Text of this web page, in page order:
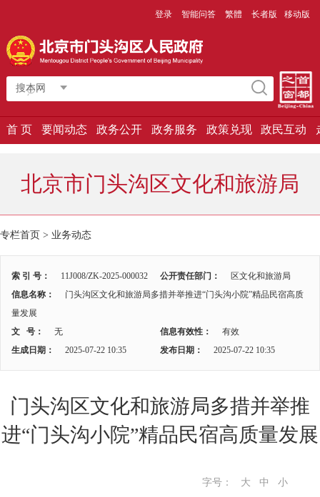
登录 智能问答 繁體 长者版 移动版
搜本网
首 页 要闻动态 政务公开 政务服务 政策兑现 政民互动
北京市门头沟区文化和旅游局
专栏首页 > 业务动态
索 引 号： 11J008/ZK-2025-000032 公开责任部门：
区文化和旅游局
信息名称：
门头沟区文化和旅游局多措并举推进“门头沟小院”精品民宿高质
量发展
文 号：
无 信息有效性：
有效
生成日期：
2025-07-22 10:35 发布日期： 2025-07-22 10:35
门头沟区文化和旅游局多措并举推
进“门头沟小院”精品民宿高质量发展
字号： 大 中 小